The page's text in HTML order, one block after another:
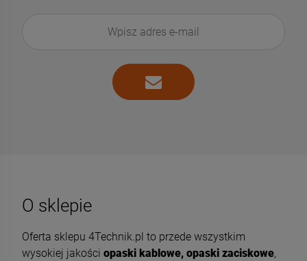
O sklepie
Oferta sklepu 4Technik.pl to przede wszystkim
wysokiej jakości opaski kablowe, opaski zaciskowe,